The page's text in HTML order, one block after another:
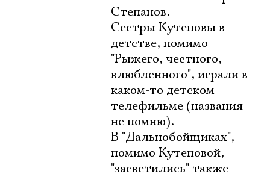
Степанов.
Сестры Кутеповы в
детстве, помимо
"Рыжего, честного,
влюбленного", играли в
каком-то детском
телефильме (названия
не помню).
В "Дальнобойщиках",
помимо Кутеповой,
"засветились" также